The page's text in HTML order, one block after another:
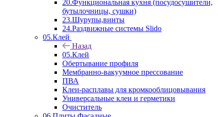
20.Функциональная кухня (посудосушители,
бутылочницы, сушки)
23.Шурупы,винты
24.Раздвижные системы Slido
05.Клей
Назад
05.Клей
Обертывание профиля
Мембранно-вакуумное прессование
ПВА
Клеи-расплавы для кромкооблицовывания
Универсальные клеи и герметики
Очиститель